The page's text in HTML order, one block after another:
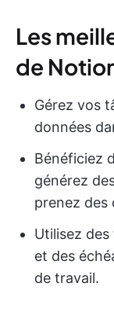
Les
de
Gérez vos
données
Bénéficiez
générez
prenez des
Utilisez
et des
de travail.